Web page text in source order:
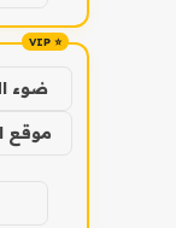
ضوء
موقع